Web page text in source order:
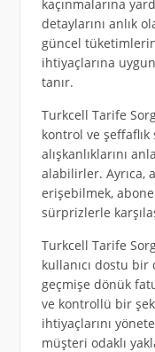
kaçınmalarına
detaylarını anlık
güncel
ihtiyaçlarına
tanır.
Turkcell Tarife
kontrol ve
alışkanlıklarını
alabilirler. Ayrıca,
erişebilmek,
sürprizlerle
Turkcell Tarife
kullanıcı dostu
geçmişe dönük
ve kontrollü bir
ihtiyaçlarını
müşteri odaklı